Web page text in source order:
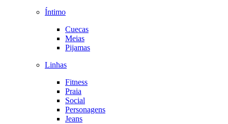
Íntimo
Cuecas
Meias
Pijamas
Linhas
Fitness
Praia
Social
Personagens
Jeans